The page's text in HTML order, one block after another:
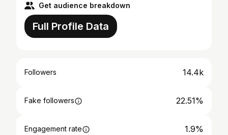
Get audience breakdown
Full Profile Data
Followers 14.4k
Fake followers 22.51%
Engagement rate 1.9%